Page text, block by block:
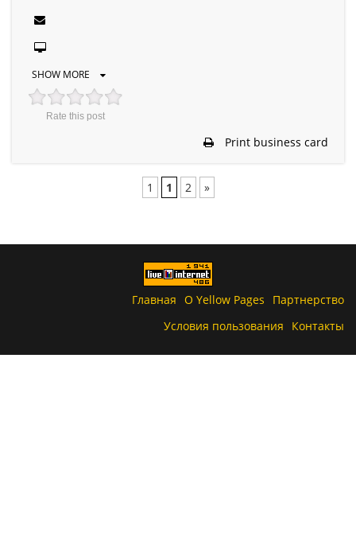
SHOW MORE
Rate this post
Print business card
1 1 2 »
Главная О Yellow Pages
Партнерство
Условия пользования
Контакты